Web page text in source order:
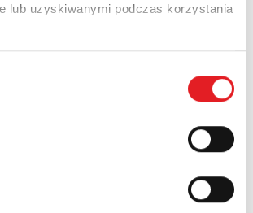
lub uzyskiwanymi podczas korzystania